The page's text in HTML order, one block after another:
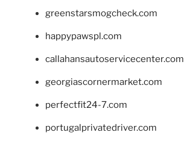
greenstarsmogcheck.com
happypawspl.com
callahansautoservicecenter.com
georgiascornermarket.com
perfectfit24-7.com
portugalprivatedriver.com